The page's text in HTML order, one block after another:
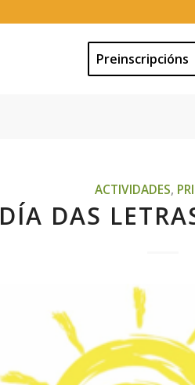
Preinscripcións
ACTIVIDADES,
DÍA DAS